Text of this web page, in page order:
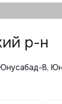
р-н
8,